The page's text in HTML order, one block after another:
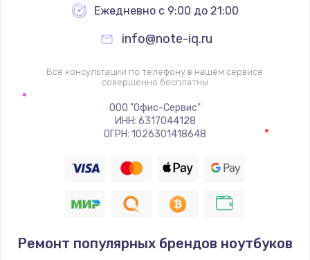
Ежедневно с 9:00 до 21:00
info@note-iq.ru
Все консультации по телефону в нашем сервисе
совершенно бесплатны
ООО "Офис-Сервис"
ИНН: 6317044128
ОГРН: 1026301418648
Ремонт популярных брендов ноутбуков